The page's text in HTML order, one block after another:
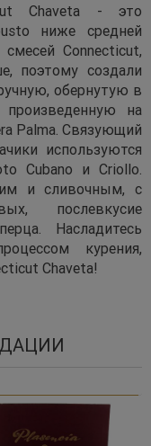
Chaveta - это
ниже средней
Connecticut,
поэтому создали
обернутую в
на
Palma. Связующий
используются
Cubano и Criollo.
и сливочным, с
послевкусие
Насладитесь
курения,
Chaveta!